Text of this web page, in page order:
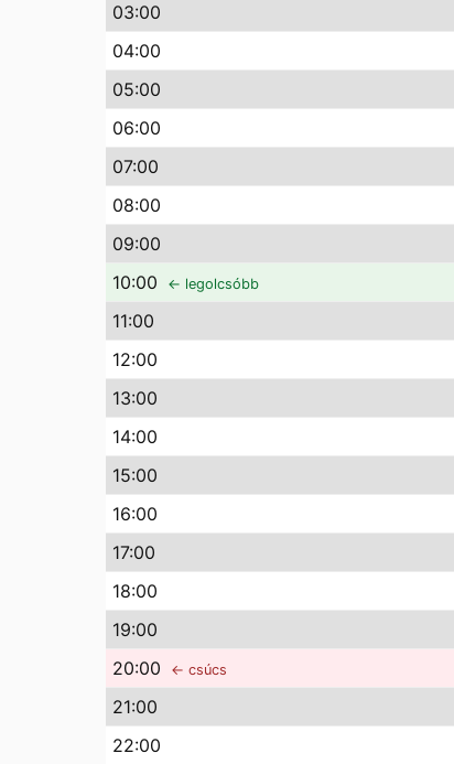
03:00
04:00
05:00
06:00
07:00
08:00
09:00
10:00 ← legolcsóbb
11:00
12:00
13:00
14:00
15:00
16:00
17:00
18:00
19:00
20:00 ← csúcs
21:00
22:00